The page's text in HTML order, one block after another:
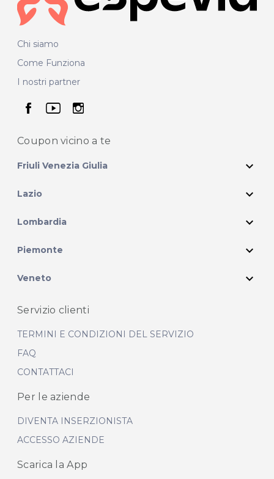
Chi siamo
Come Funziona
I nostri partner
seguici su facebook
seguici su youtube
seguici su instagram
Coupon vicino a te
Friuli Venezia Giulia expand_more
Lazio expand_more
Lombardia expand_more
Piemonte expand_more
Veneto expand_more
Servizio clienti
TERMINI E CONDIZIONI DEL SERVIZIO
FAQ
CONTATTACI
Per le aziende
DIVENTA INSERZIONISTA
ACCESSO AZIENDE
Scarica la App